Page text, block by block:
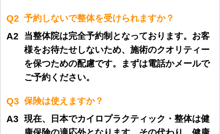
Q2 予約しないで整体を受けられますか？
A2
当整体院は完全予約制となっております。お客
様をお待たせしないため、施術のクオリティー
を保つための配慮です。まずは電話かメールで
ご予約ください。
Q3 保険は使えますか？
A3 現在、日本でカイロプラクティック・整体は健